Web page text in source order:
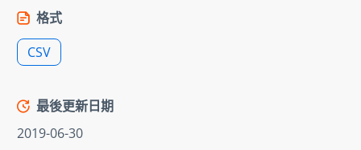
格式
CSV
最後更新日期
2019-06-30